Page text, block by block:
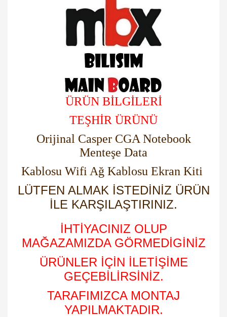
ÜRÜN BİLGİLERİ
TEŞHİR ÜRÜNÜ
Orijinal Casper CGA Notebook
Menteşe Data
Kablosu Wifi Ağ Kablosu Ekran Kiti
LÜTFEN ALMAK İSTEDİNİZ ÜRÜN
İLE KARŞILAŞTIRINIZ.
İHTİYACINIZ OLUP
MAĞAZAMIZDA GÖRMEDİGİNİZ
ÜRÜNLER İÇİN İLETİŞİME
GEÇEBİLİRSİNİZ.
TARAFIMIZCA MONTAJ
YAPILMAKTADIR.